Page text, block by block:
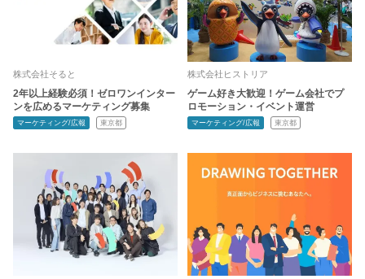
株式会社そると
2年以上経験必須！ゼロワンインター
ンを広めるマーケティング募集
マーケティング/広報 東京都
株式会社ヒストリア
ゲーム好き大歓迎！ゲーム会社でプ
ロモーション・イベント運営
マーケティング/広報 東京都